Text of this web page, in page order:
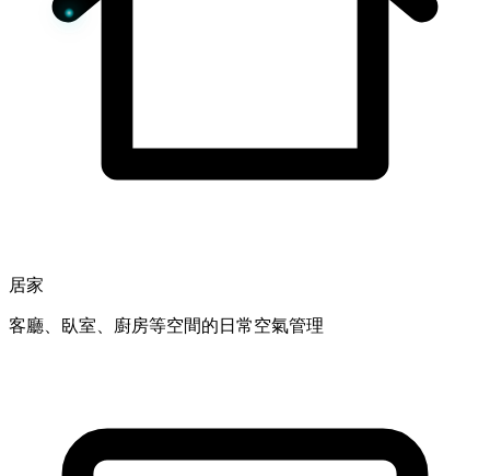
居家
客廳、臥室、廚房等空間的日常空氣管理